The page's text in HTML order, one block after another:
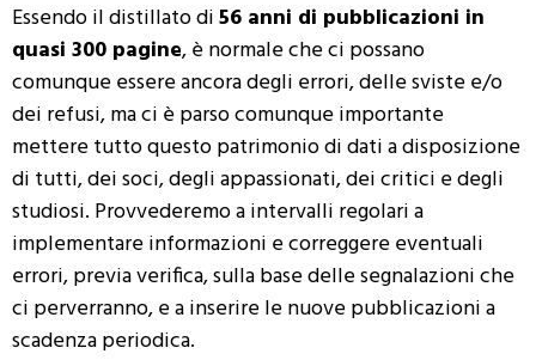
Essendo il distillato di56 anni di pubblicazioni in
quasi 300 pagine, è normale che ci possano
comunque essere ancora degli errori, delle sviste e/o
dei refusi, ma ci è parso comunque importante
mettere tutto questo patrimonio di dati a disposizione
di tutti, dei soci, degli appassionati, dei critici e degli
studiosi. Provvederemo a intervalli regolari a
implementare informazioni e correggere eventuali
errori, previa verifica, sulla base delle segnalazioni che
ci perverranno, e a inserire le nuove pubblicazioni a
scadenza periodica.